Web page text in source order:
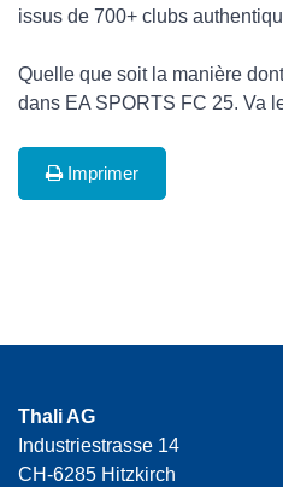
issus de 700+ clubs
Quelle que soit la manière
dans EA SPORTS FC 25. Va
Imprimer
Thali AG
Industriestrasse 14
CH-6285 Hitzkirch